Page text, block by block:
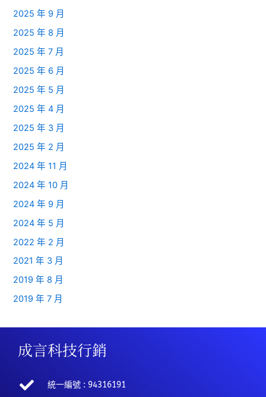
2025 年 9 月
2025 年 8 月
2025 年 7 月
2025 年 6 月
2025 年 5 月
2025 年 4 月
2025 年 3 月
2025 年 2 月
2024 年 11 月
2024 年 10 月
2024 年 9 月
2024 年 5 月
2022 年 2 月
2021 年 3 月
2019 年 8 月
2019 年 7 月
成言科技行銷
統一編號 : 94316191